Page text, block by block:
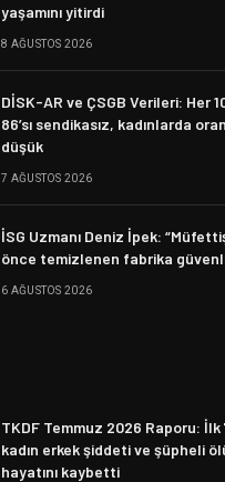
yaşamını yitirdi
8 AĞUSTOS 2026
DİSK-AR ve ÇSGB Verileri: Her
86’sı sendikasız, kadınlarda
düşük
7 AĞUSTOS 2026
İSG Uzmanı Deniz İpek:
önce temizlenen fabrika
6 AĞUSTOS 2026
TKDF Temmuz 2026 Raporu: İlk
kadın erkek şiddeti ve şüpheli
hayatını kaybetti